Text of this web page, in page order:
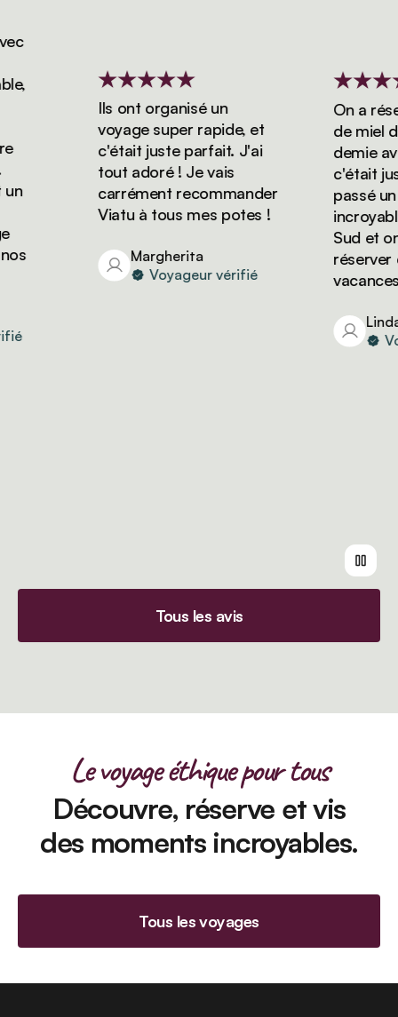
Ils ont organisé un
voyage super rapide, et
c'était juste parfait. J'ai
tout adoré ! Je vais
carrément recommander
Viatu à tous mes potes !
Margherita
Voyageur vérifié
On a
de miel de
demie
c'était
passé un
incroyable
Sud et on
réserver
vacances
Linda
Tous les avis
Le voyage éthique pour tous
Découvre, réserve et vis
des moments incroyables.
Tous les voyages